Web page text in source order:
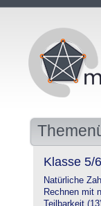
Klasse 5/6
Natürliche
Rechnen mit
Teilbarkeit